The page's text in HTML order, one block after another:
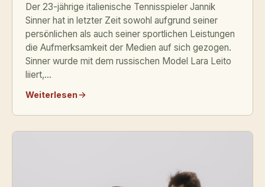
Der 23-jährige italienische Tennisspieler Jannik
Sinner hat in letzter Zeit sowohl aufgrund seiner
persönlichen als auch seiner sportlichen Leistungen
die Aufmerksamkeit der Medien auf sich gezogen.
Sinner wurde mit dem russischen Model Lara Leito
liiert,...
Weiterlesen